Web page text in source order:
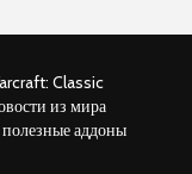
Classic
из мира
аддоны